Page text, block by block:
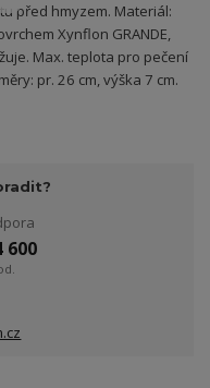
před hmyzem. Materiál:
Xynflon GRANDE,
Max. teplota pro pečení
pr. 26 cm, výška 7 cm.
600